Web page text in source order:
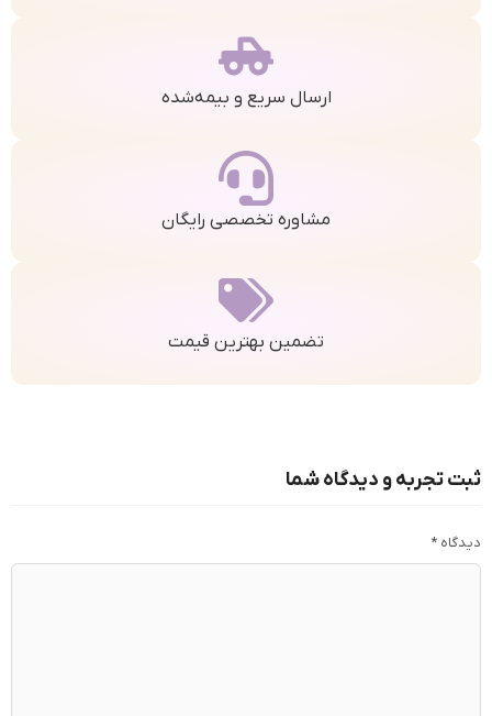
ارسال سریع و بیمه‌شده
مشاوره تخصصی رایگان
تضمین بهترین قیمت
ثبت تجربه و دیدگاه شما
دیدگاه *